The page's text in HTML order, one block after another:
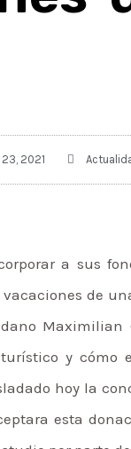
2021
a sus
de
Maximilian
y
hoy la
esta